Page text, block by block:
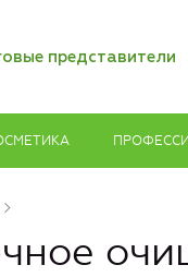
представители